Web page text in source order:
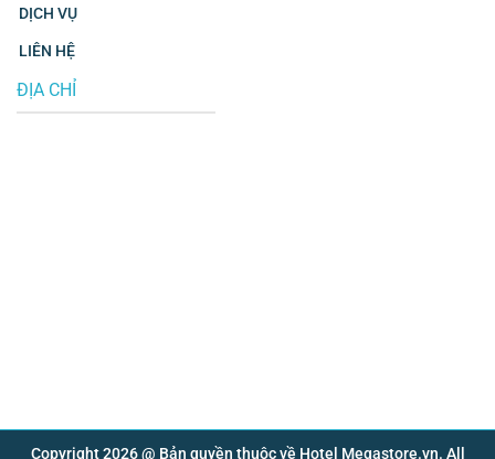
DỊCH VỤ
LIÊN HỆ
ĐỊA CHỈ
Copyright 2026 @ Bản quyền thuộc về Hotel Megastore.vn. All